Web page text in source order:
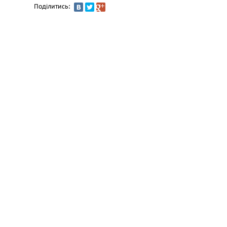
Поділитись: